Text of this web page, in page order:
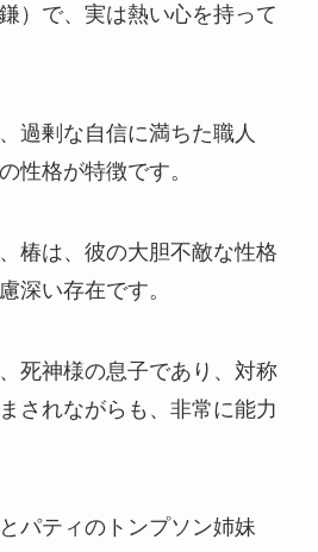
）で、実は熱い心を持って
過剰な自信に満ちた職人
性格が特徴です。
椿は、彼の大胆不敵な性格
深い存在です。
死神様の息子であり、対称
されながらも、非常に能力
パティのトンプソン姉妹